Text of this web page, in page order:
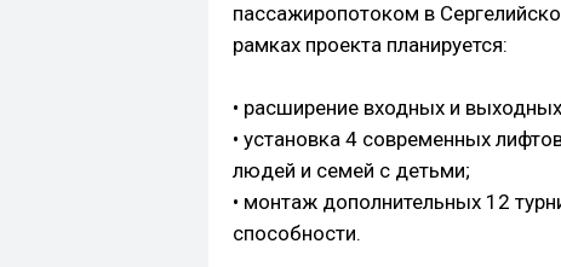
пассажиропотоком в
рамках проекта планируется:
• расширение входных и
• установка 4 современных
людей и семей с детьми;
• монтаж дополнительных 12
способности.